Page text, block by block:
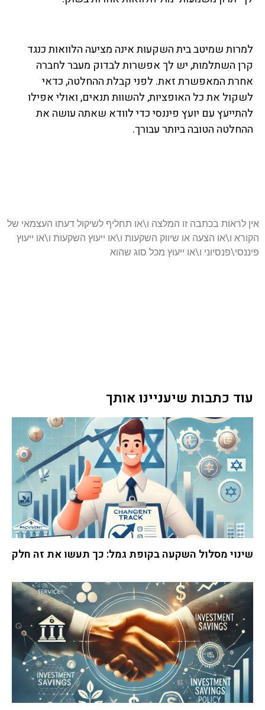
למרות שמיטב בית השקעות אינה מציעה הלוואות כנגד
קרן השתלמות, יש לך אפשרות לבדוק מעבר לחברה
אחרת המאפשרת זאת. לפני קבלת ההחלטה, כדאי
לשקול את כל האופציות, להשוות תנאים, ואולי אפילו
להתייעץ עם יועץ פיננסי כדי לוודא שאתה עושה את
ההחלטה הטובה ביותר עבורך.
אין לראות בכתבה זו המלצה ו\או תחליף לשיקול דעתו העצמאי של
הקורא ו\או הצעה או שיווק השקעות ו\או ייעוץ השקעות ו\או ייעוץ
פיננסי\פנסיוני ו\או ייעוץ מכל סוג שהוא
עוד כתבות שיעניינו אותך
שינוי מסלול השקעה בקופת גמל: כך תעשו את זה חלק